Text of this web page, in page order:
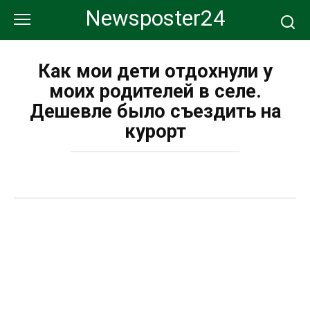
контенту
Newsposter24
Как мои дети отдохнули у
моих родителей в селе.
Дешевле было съездить на
курорт